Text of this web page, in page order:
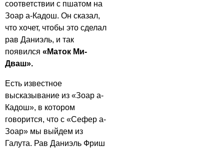
соответствии с пшатом на
Зоар а-Кадош. Он сказал,
что хочет, чтобы это сделал
рав Даниэль, и так
появился «Маток Ми-
Дваш».
Есть известное
высказывание из «Зоар а-
Кадош», в котором
говорится, что с «Сефер а-
Зоар» мы выйдем из
Галута. Рав Даниэль Фриш